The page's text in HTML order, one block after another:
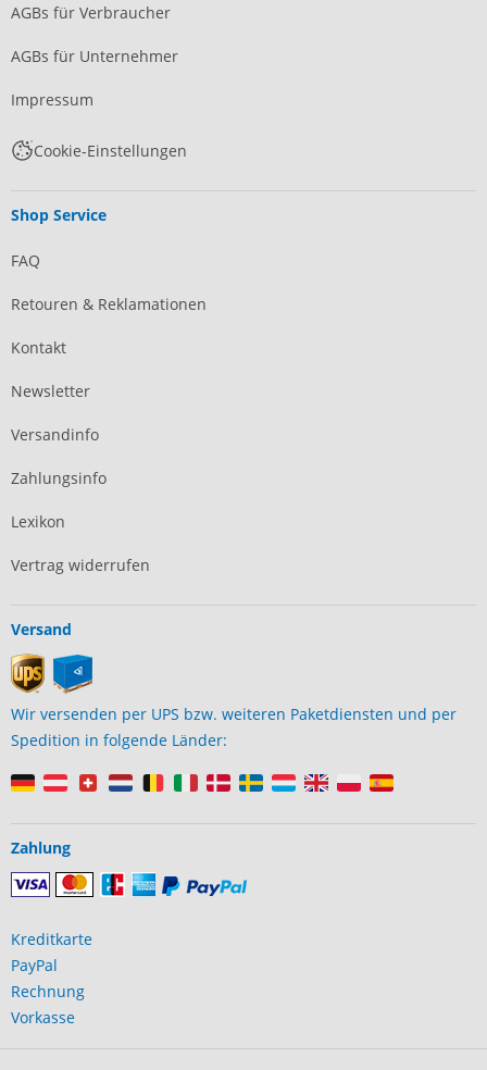
AGBs für Verbraucher
AGBs für Unternehmer
Impressum
Cookie-Einstellungen
Shop Service
FAQ
Retouren & Reklamationen
Kontakt
Newsletter
Versandinfo
Zahlungsinfo
Lexikon
Vertrag widerrufen
Versand
Wir versenden per UPS bzw. weiteren Paketdiensten und per
Spedition in folgende Länder:
Zahlung
Kreditkarte
PayPal
Rechnung
Vorkasse